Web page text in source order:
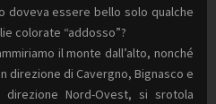
doveva essere bello solo qualche
colorate “addosso”?
il monte dall’alto, nonché
direzione di Cavergno, Bignasco e
Nord-Ovest, si srotola